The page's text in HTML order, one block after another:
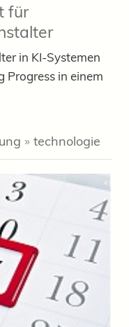
für
in KI-Systemen
Progress in einem
» technologie